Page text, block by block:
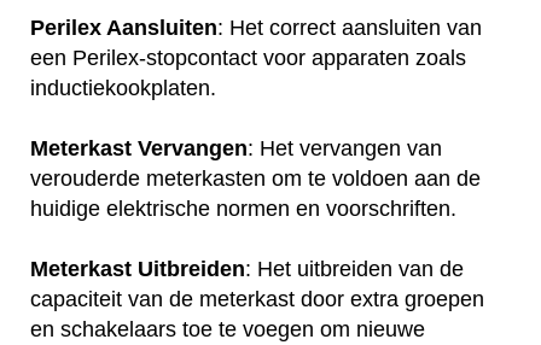
Perilex Aansluiten: Het correct aansluiten van
een Perilex-stopcontact voor apparaten zoals
inductiekookplaten.
Meterkast Vervangen: Het vervangen van
verouderde meterkasten om te voldoen aan de
huidige elektrische normen en voorschriften.
Meterkast Uitbreiden: Het uitbreiden van de
capaciteit van de meterkast door extra groepen
en schakelaars toe te voegen om nieuwe